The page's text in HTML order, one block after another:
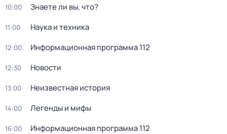
10:00 Знаете ли вы, что?
11:00 Наука и техника
12:00 Информационная программа 112
12:30 Новости
13:00 Неизвестная история
14:00 Легенды и мифы
16:00 Информационная программа 112